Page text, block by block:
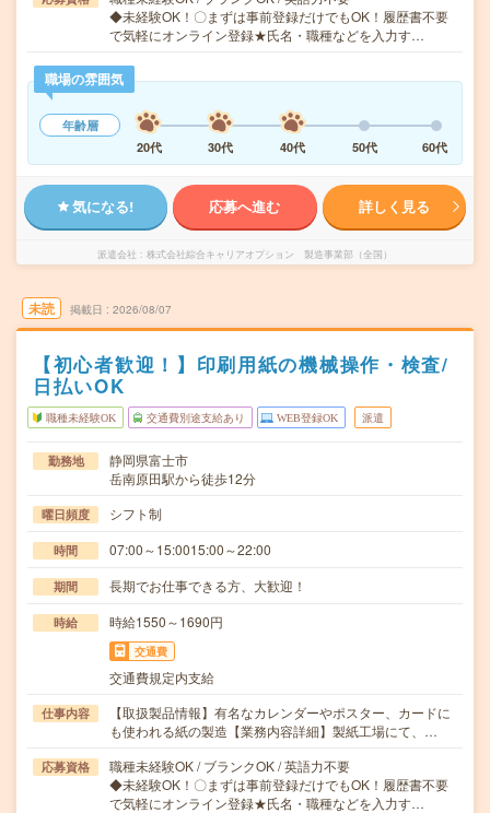
◆未経験OK！〇まずは事前登録だけでもOK！履歴書不要
で気軽にオンライン登録★氏名・職種などを入力す…
職場の雰囲気
年齢層
20代
30代 40代 50代 60代
気になる! 応募へ進む 詳しく見る
派遣会社 株式会社綜合キャリアオプション 製造事業部（全国）
未読 掲載日 2026/08/07
【初心者歓迎！】印刷用紙の機械操作・検査/
日払いOK
職種未経験OK 交通費別途支給あり WEB登録OK 派遣
勤務地
静岡県富士市
岳南原田駅から徒歩12分
曜日頻度 シフト制
時間 07:00～15:0015:00～22:00
期間 長期でお仕事できる方、大歓迎！
時給 時給1550～1690円
交通費
交通費規定内支給
仕事内容
【取扱製品情報】有名なカレンダーやポスター、カードに
も使われる紙の製造【業務内容詳細】製紙工場にて、…
応募資格
職種未経験OK / ブランクOK / 英語力不要
◆未経験OK！〇まずは事前登録だけでもOK！履歴書不要
で気軽にオンライン登録★氏名・職種などを入力す…